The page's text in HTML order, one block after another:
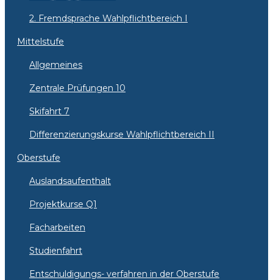
2. Fremdsprache Wahlpflichtbereich I
Mittelstufe
Allgemeines
Zentrale Prüfungen 10
Skifahrt 7
Differenzierungskurse Wahlpflichtbereich II
Oberstufe
Auslandsaufenthalt
Projektkurse Q1
Facharbeiten
Studienfahrt
Entschuldigungs- verfahren in der Oberstufe